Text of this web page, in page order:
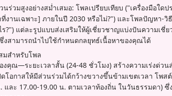
วมสูงอย่างสม่ำเสมอ: โพลเปรียบเทียบ ("เครื่องมือใดป
งานเฉพาะ] ภายในปี 2030 หรือไม่?") และโพลปัญหา-
?") แต่ละรูปแบบส่งเสริมให้ผู้เชี่ยวชาญแบ่งปันความเ
สามารถนำไปใช้กำหนดกลยุทธ์เนื้อหาของคุณได้
มสำหรับโพล
คุณ—ระยะเวลาสั้น (24-48 ชั่วโมง) สร้างความเร่งด่ว
โอกาสให้มีส่วนร่วมได้กว้างขวางขึ้นข้ามเขตเวลา โพส
และ 17.00-19.00 น. ตามเวลาท้องถิ่น ในวันธรรมดา)